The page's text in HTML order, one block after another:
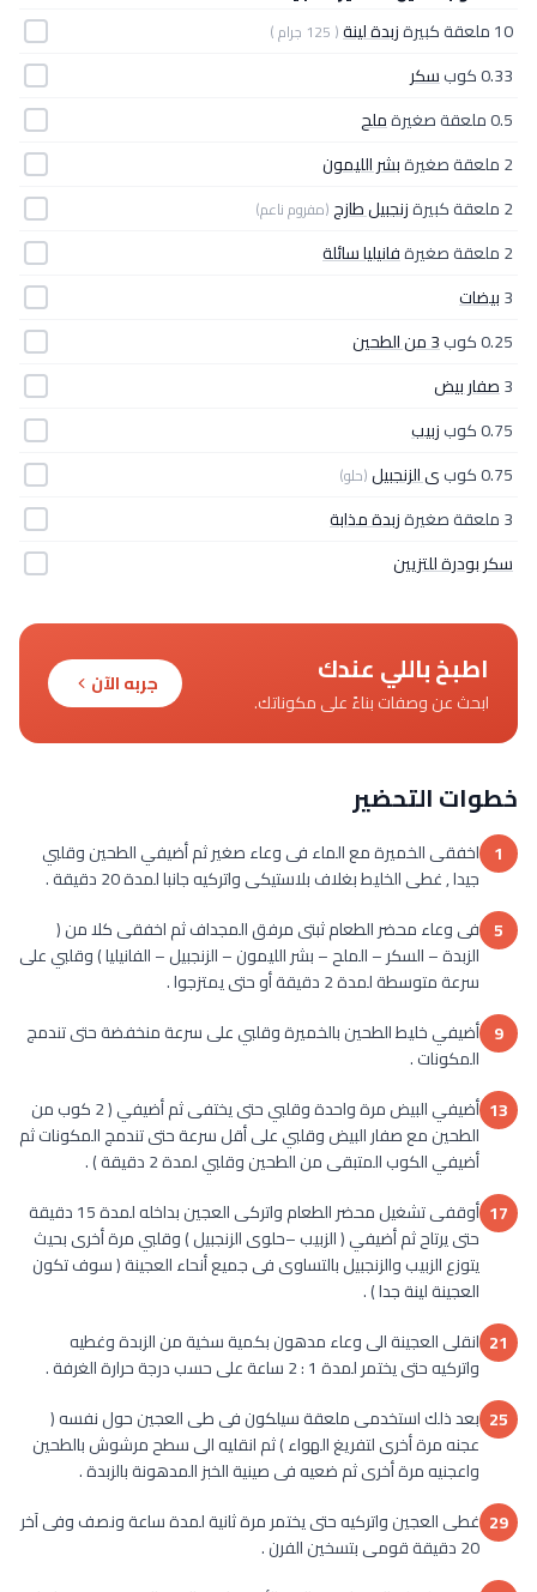
10 ملعقة كبيرة
زبدة لينة( 125 جرام )
0.33 كوب
سكر
0.5 ملعقة صغيرة
ملح
2 ملعقة صغيرة
بشر الليمون
2 ملعقة كبيرة
زنجبيل طازج(مفروم ناعم)
2 ملعقة صغيرة
فانيليا سائلة
3بيضات
0.25 كوب
3 من الطحين
3صفار بيض
0.75 كوب
زبيب
0.75 كوب
ى الزنجبيل(حلو)
3 ملعقة صغيرة
زبدة مذابة
سكر بودرة للتزيين
اطبخ باللي عندك
ابحث عن وصفات بناءً على مكوناتك.
جربه الآن
خطوات التحضير
1 اخفقى الخميرة مع الماء فى وعاء صغير ثم أضيفي الطحين وقلبي
جيدا , غطى الخليط بغلاف بلاستيكى واتركيه جانبا لمدة 20 دقيقة .
5 فى وعاء محضر الطعام ثبتى مرفق المجداف ثم اخفقى كلا من (
الزبدة – السكر – الملح – بشر الليمون – الزنجبيل – الفانيليا ) وقلبي على
سرعة متوسطة لمدة 2 دقيقة أو حتى يمتزجوا .
9 أضيفي خليط الطحين بالخميرة وقلبي على سرعة منخفضة حتى تندمج
المكونات .
13
أضيفي البيض مرة واحدة وقلبي حتى يختفى ثم أضيفي ( 2 كوب من
الطحين مع صفار البيض وقلبي على أقل سرعة حتى تندمج المكونات ثم
أضيفي الكوب المتبقى من الطحين وقلبي لمدة 2 دقيقة ) .
17
أوقفى تشغيل محضر الطعام واتركى العجين بداخله لمدة 15 دقيقة
حتى يرتاح ثم أضيفي ( الزبيب –حلوى الزنجبيل ) وقلبي مرة أخرى بحيث
يتوزع الزبيب والزنجبيل بالتساوى فى جميع أنحاء العجينة ( سوف تكون
العجينة لينة جدا ) .
21 انقلى العجينة الى وعاء مدهون بكمية سخية من الزبدة وغطيه
واتركيه حتى يختمر لمدة 1 : 2 ساعة على حسب درجة حرارة الغرفة .
25 بعد ذلك استخدمى ملعقة سيلكون فى طى العجين حول نفسه (
عجنه مرة أخرى لتفريغ الهواء ) ثم انقليه الى سطح مرشوش بالطحين
واعجنيه مرة أخرى ثم ضعيه فى صينية الخبز المدهونة بالزبدة .
29 غطى العجين واتركيه حتى يختمر مرة ثانية لمدة ساعة ونصف وفى آخر
20 دقيقة قومى بتسخين الفرن .